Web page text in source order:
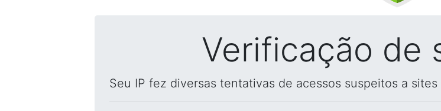
Verificação de
Seu IP fez diversas tentativas de acessos suspeitos a